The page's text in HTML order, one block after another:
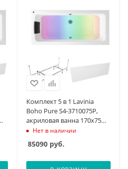
Комплект 5 в 1 Lavinia
Boho Pure S4-3710075P,
акриловая ванна 170x75
см, усиленный
монтажным набором,
Нет в наличии
85090руб.